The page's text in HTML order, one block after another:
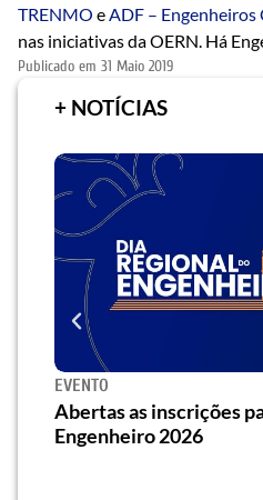
TRENMO eADF –
nas iniciativas da OERN. Há
Publicado em 31 Maio 2019
+ NOTÍCIAS
EVENTO
Abertas as inscrições
Engenheiro 2026